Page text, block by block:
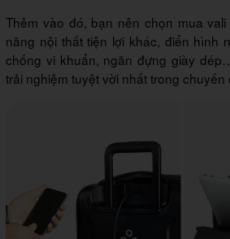
Thêm vào đó, bạn nên chọn mua
năng nội thất tiện lợi khác, điển hình
chống vi khuẩn, ngăn đựng giày
trải nghiệm tuyệt vời nhất trong chuyến